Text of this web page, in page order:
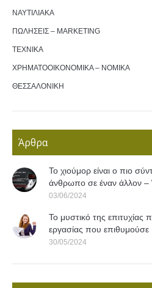
ΝΑΥΤΙΛΙΑΚΑ
ΠΩΛΗΣΕΙΣ – MARKETING
ΤΕΧΝΙΚΑ
ΧΡΗΜΑΤΟΟΙΚΟΝΟΜΙΚΑ – ΝΟΜΙΚΑ
ΘΕΣΣΑΛΟΝΙΚΗ
Άρθρα
Το χιούμορ είναι ο πιο
άνθρωπο σε έναν άλλον –
03/06/2024
Το μυστικό της επιτυχίας
εργασίας που επιθυμούσε
30/05/2024